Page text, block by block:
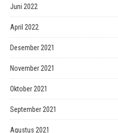
Juni 2022
April 2022
Desember 2021
November 2021
Oktober 2021
September 2021
Agustus 2021